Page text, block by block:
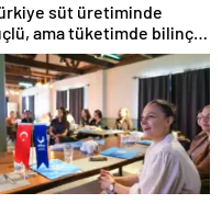
süt üretiminde
ama tüketimde bilinç